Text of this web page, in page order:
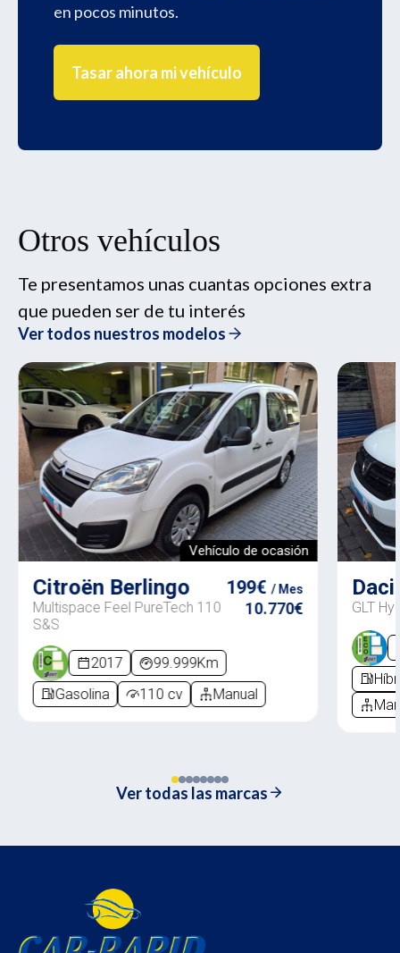
en pocos minutos.
Tasar ahora mi vehículo
Otros vehículos
Te presentamos unas cuantas opciones extra
que pueden ser de tu interés
Ver todos nuestros modelos
Vehículo de ocasión
Citroën Berlingo
Multispace Feel PureTech 110
S&S
199€/ Mes
10.770€
2017
99.999Km
Gasolina
110 cv Manual
GLT
Ver todas las marcas